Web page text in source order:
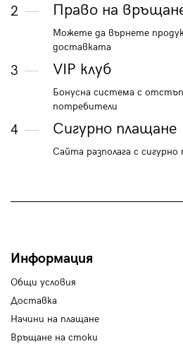
2 Право на
Можете да върнете
доставката
3 VIP клуб
Бонусна система с
потребители
4 Сигурно плащане
Сайта разполага с сигурно
Информация
Общи условия
Доставка
Начини на плащане
Връщане на стоки